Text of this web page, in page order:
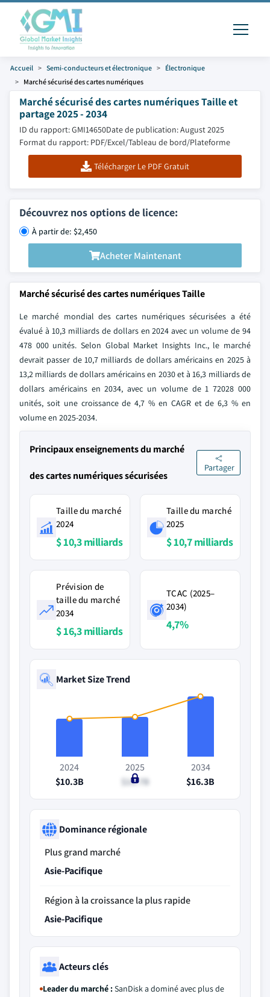
Accueil Semi-conducteurs et électronique
Électronique
Marché sécurisé des cartes numériques
Marché sécurisé des cartes numériques Taille et
partage 2025 - 2034
ID du rapport: GMI14650Date de publication: August 2025
Format du rapport: PDF/Excel/Tableau de bord/Plateforme
Télécharger Le PDF Gratuit
Découvrez nos options de licence:
À partir de: $2,450
Acheter Maintenant
Marché sécurisé des cartes numériques Taille
Le marché mondial des cartes numériques sécurisées a été
évalué à 10,3 milliards de dollars en 2024 avec un volume de 94
478 000 unités. Selon Global Market Insights Inc., le marché
devrait passer de 10,7 milliards de dollars américains en 2025 à
13,2 milliards de dollars américains en 2030 et à 16,3 milliards de
dollars américains en 2034, avec un volume de 1 72028 000
unités, soit une croissance de 4,7 % en CAGR et de 6,3 % en
volume en 2025-2034.
Principaux enseignements du marché
des cartes numériques sécurisées
Partager
Taille du marché
2024
$ 10,3 milliards
Taille du marché
2025
$ 10,7 milliards
Prévision de
taille du marché
2034
$ 16,3 milliards
TCAC (2025–
2034)
4,7%
Market Size Trend
2024
$10.3B
2025
$10.7B
2034
$16.3B
Dominance régionale
Plus grand marché
Asie-Pacifique
Région à la croissance la plus rapide
Asie-Pacifique
Acteurs clés
Leader du marché :SanDisk a dominé avec plus de